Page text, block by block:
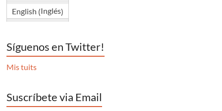
English (Inglés)
Síguenos en Twitter!
Mis tuits
Suscríbete via Email